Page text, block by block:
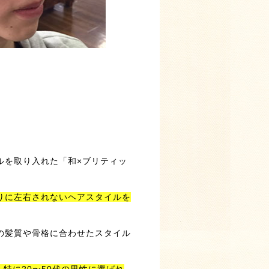
取り入れた「和×ブリティッ
左右されないヘアスタイルを
質や骨格に合わせたスタイル